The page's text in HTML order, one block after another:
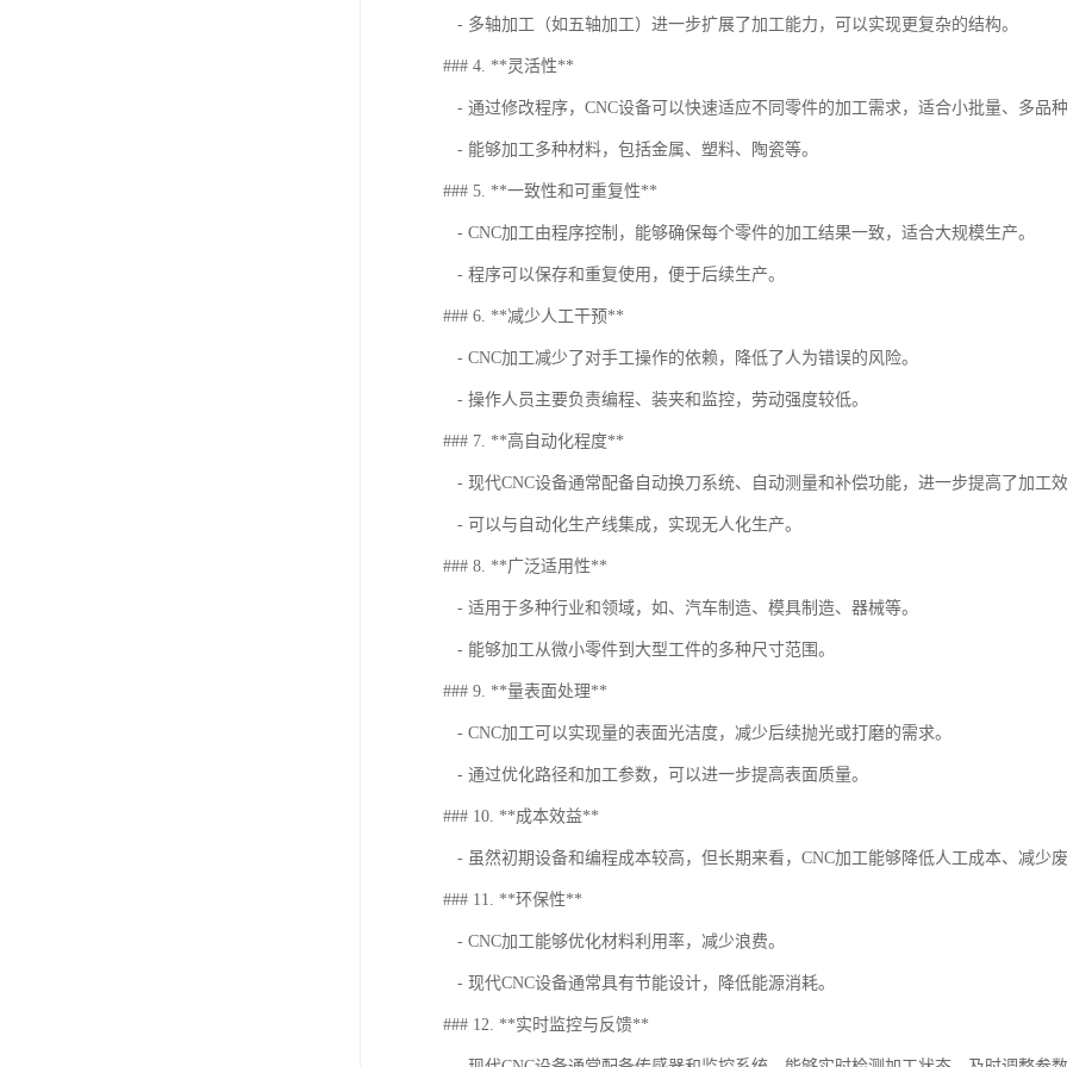
- 多轴加工（如五轴加工）进一步扩展了加工能力，可以实现更复杂的结构。
### 4. **灵活性**
- 通过修改程序，CNC设备可以快速适应不同零件的加工需求，适合小批量、多品
- 能够加工多种材料，包括金属、塑料、陶瓷等。
### 5. **一致性和可重复性**
- CNC加工由程序控制，能够确保每个零件的加工结果一致，适合大规模生产。
- 程序可以保存和重复使用，便于后续生产。
### 6. **减少人工干预**
- CNC加工减少了对手工操作的依赖，降低了人为错误的风险。
- 操作人员主要负责编程、装夹和监控，劳动强度较低。
### 7. **高自动化程度**
- 现代CNC设备通常配备自动换刀系统、自动测量和补偿功能，进一步提高了加工
- 可以与自动化生产线集成，实现无人化生产。
### 8. **广泛适用性**
- 适用于多种行业和领域，如、汽车制造、模具制造、器械等。
- 能够加工从微小零件到大型工件的多种尺寸范围。
### 9. **量表面处理**
- CNC加工可以实现量的表面光洁度，减少后续抛光或打磨的需求。
- 通过优化路径和加工参数，可以进一步提高表面质量。
### 10. **成本效益**
- 虽然初期设备和编程成本较高，但长期来看，CNC加工能够降低人工成本、减少
### 11. **环保性**
- CNC加工能够优化材料利用率，减少浪费。
- 现代CNC设备通常具有节能设计，降低能源消耗。
### 12. **实时监控与反馈**